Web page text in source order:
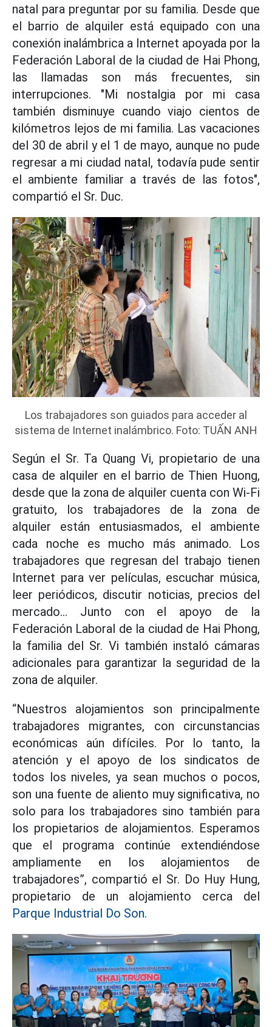
natal para preguntar por su familia. Desde que
el barrio de alquiler está equipado con una
conexión inalámbrica a Internet apoyada por la
Federación Laboral de la ciudad de Hai Phong,
las llamadas son más frecuentes, sin
interrupciones. "Mi nostalgia por mi casa
también disminuye cuando viajo cientos de
kilómetros lejos de mi familia. Las vacaciones
del 30 de abril y el 1 de mayo, aunque no pude
regresar a mi ciudad natal, todavía pude sentir
el ambiente familiar a través de las fotos",
compartió el Sr. Duc.
Los trabajadores son guiados para acceder al
sistema de Internet inalámbrico. Foto: TUẤN ANH
Según el Sr. Ta Quang Vi, propietario de una
casa de alquiler en el barrio de Thien Huong,
desde que la zona de alquiler cuenta con Wi-Fi
gratuito, los trabajadores de la zona de
alquiler están entusiasmados, el ambiente
cada noche es mucho más animado. Los
trabajadores que regresan del trabajo tienen
Internet para ver películas, escuchar música,
leer periódicos, discutir noticias, precios del
mercado... Junto con el apoyo de la
Federación Laboral de la ciudad de Hai Phong,
la familia del Sr. Vi también instaló cámaras
adicionales para garantizar la seguridad de la
zona de alquiler.
“Nuestros alojamientos son principalmente
trabajadores migrantes, con circunstancias
económicas aún difíciles. Por lo tanto, la
atención y el apoyo de los sindicatos de
todos los niveles, ya sean muchos o pocos,
son una fuente de aliento muy significativa, no
solo para los trabajadores sino también para
los propietarios de alojamientos. Esperamos
que el programa continúe extendiéndose
ampliamente en los alojamientos de
trabajadores”, compartió el Sr. Do Huy Hung,
propietario de un alojamiento cerca del
Parque Industrial Do Son.